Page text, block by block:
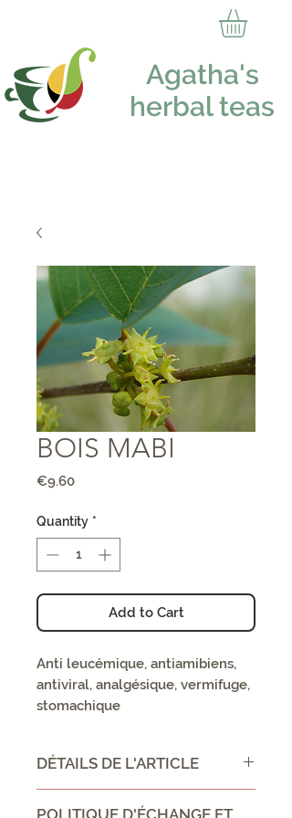
Agatha's
herbal teas
BOIS MABI
€9.60Price
Quantity *
Add to Cart
Anti leucémique, antiamibiens,
antiviral, analgésique, vermifuge,
stomachique
DÉTAILS DE L'ARTICLE
POLITIQUE D'ÉCHANGE ET